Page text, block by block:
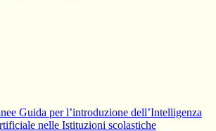
Guida per l’introduzione dell’Intelligenza
nelle Istituzioni scolastiche